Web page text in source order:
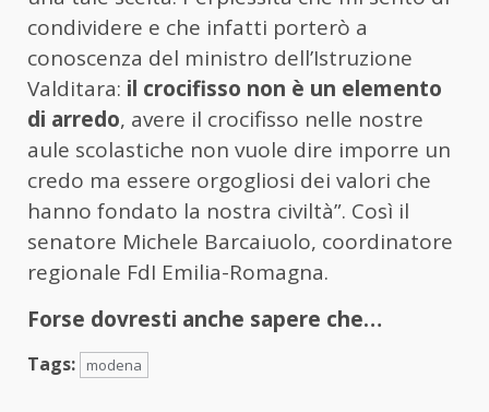
condividere e che infatti porterò a
conoscenza del ministro dell’Istruzione
Valditara: il crocifisso non è un elemento
di arredo, avere il crocifisso nelle nostre
aule scolastiche non vuole dire imporre un
credo ma essere orgogliosi dei valori che
hanno fondato la nostra civiltà”. Così il
senatore Michele Barcaiuolo, coordinatore
regionale FdI Emilia-Romagna.
Forse dovresti anche sapere che…
Tags: modena